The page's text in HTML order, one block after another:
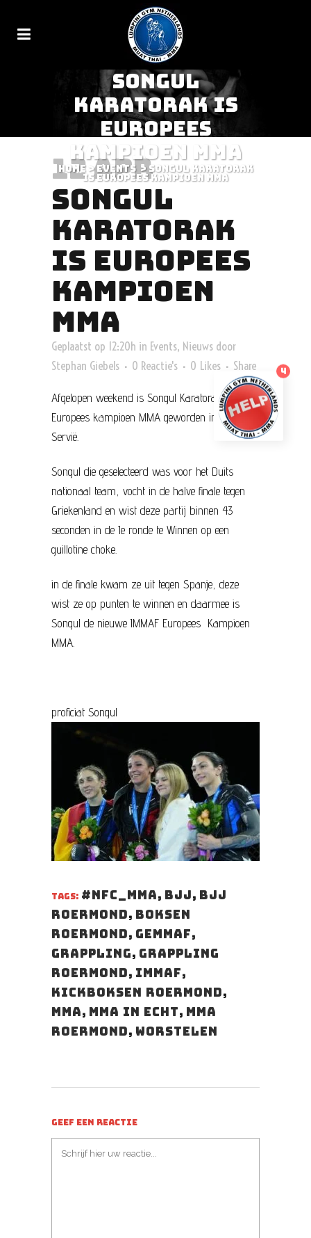
SONGUL
KARATORAK IS
EUROPEES
KAMPIOEN MMA
Home>Events > Songul Karatorak
is Europees Kampioen MMA
12 APR
SONGUL
KARATORAK
IS EUROPEES
KAMPIOEN
MMA
Geplaatst op 12:20h in Events, Nieuws door
Stephan Giebels
0 Reactie's 0 Likes Share
Afgelopen weekend is Songul Karatorak
Europees kampioen MMA geworden in Belgrado
Servië.
Songul die geselecteerd was voor het Duits
nationaal team, vocht in de halve finale tegen
Griekenland en wist deze partij binnen 43
seconden in de 1e ronde te Winnen op een
guillotine choke.
in de finale kwam ze uit tegen Spanje, deze
wist ze op punten te winnen en daarmee is
Songul de nieuwe IMMAF Europees Kampioen
MMA.
proficiat Songul
TAGS: #nfc_mma, BJJ, BJJ
Roermond, Boksen
Roermond, GEMMAF,
Grappling, Grappling
Roermond, IMMAF,
Kickboksen Roermond,
MMA, mma in echt, MMA
Roermond, Worstelen
GEEF EEN REACTIE
4